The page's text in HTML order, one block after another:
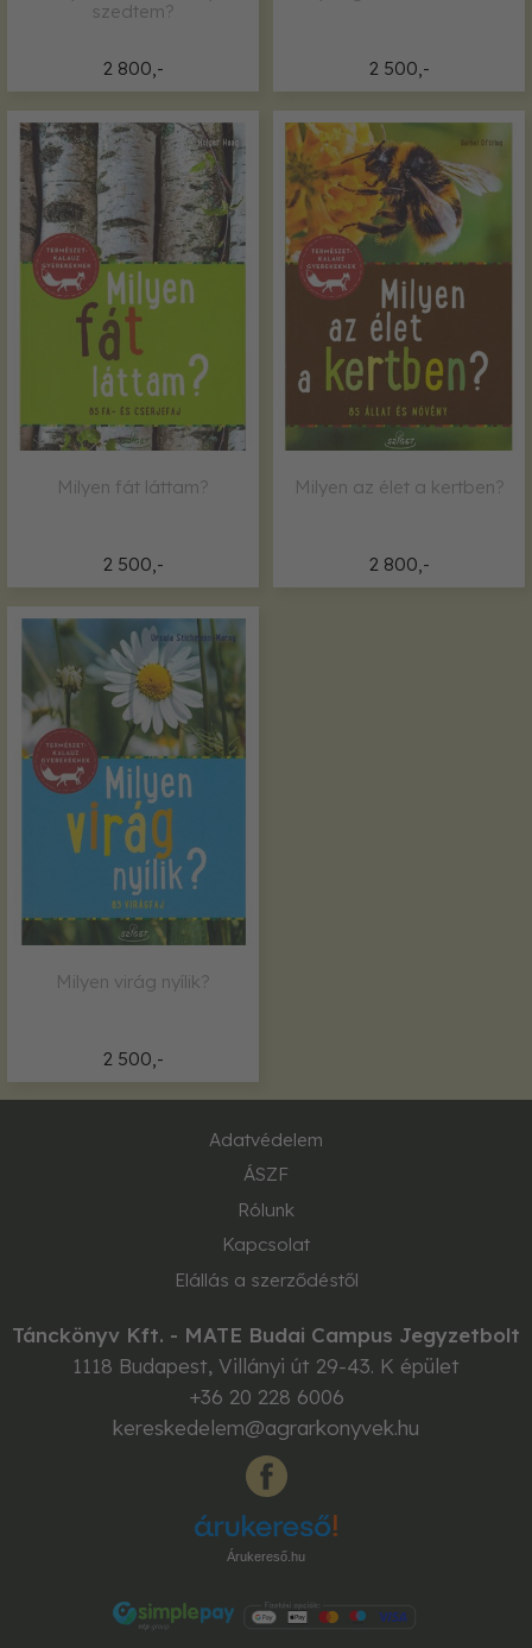
2 800,-
szedtem?
2 500,-
2 500,-
Milyen fát láttam?
2 800,-
Milyen az élet a kertben?
2 500,-
Milyen virág nyílik?
Adatvédelem
ÁSZF
Rólunk
Kapcsolat
Elállás a szerződéstől
Tánckönyv Kft. - MATE Budai Campus Jegyzetbolt
1118 Budapest, Villányi út 29-43. K épület
+36 20 228 6006
kereskedelem@agrarkonyvek.hu
Árukereső.hu